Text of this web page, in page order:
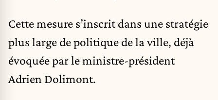
Cette mesure s’inscrit dans une stratégie
plus large de politique de la ville, déjà
évoquée par le ministre-président
Adrien Dolimont.